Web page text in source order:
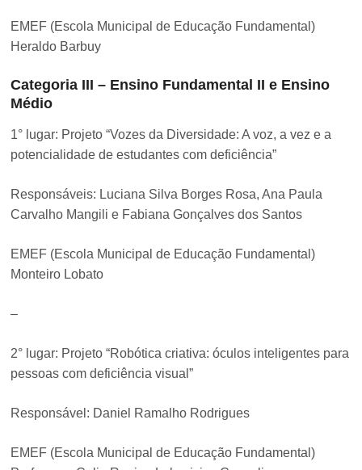
EMEF (Escola Municipal de Educação Fundamental)
Heraldo Barbuy
Categoria III – Ensino Fundamental II e Ensino
Médio
1° lugar: Projeto “Vozes da Diversidade: A voz, a vez e a
potencialidade de estudantes com deficiência”
Responsáveis: Luciana Silva Borges Rosa, Ana Paula
Carvalho Mangili e Fabiana Gonçalves dos Santos
EMEF (Escola Municipal de Educação Fundamental)
Monteiro Lobato
–
2° lugar: Projeto “Robótica criativa: óculos inteligentes para
pessoas com deficiência visual”
Responsável: Daniel Ramalho Rodrigues
EMEF (Escola Municipal de Educação Fundamental)